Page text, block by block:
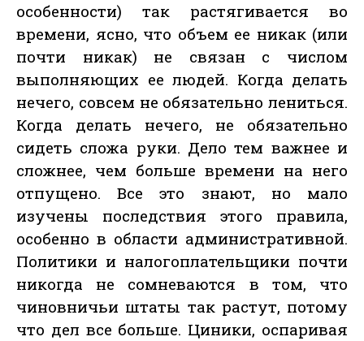
особенности) так растягивается во
времени, ясно, что объем ее никак (или
почти никак) не связан с числом
выполняющих ее людей. Когда делать
нечего, совсем не обязательно лениться.
Когда делать нечего, не обязательно
сидеть сложа руки. Дело тем важнее и
сложнее, чем больше времени на него
отпущено. Все это знают, но мало
изучены последствия этого правила,
особенно в области административной.
Политики и налогоплательщики почти
никогда не сомневаются в том, что
чиновничьи штаты так растут, потому
что дел все больше. Циники, оспаривая